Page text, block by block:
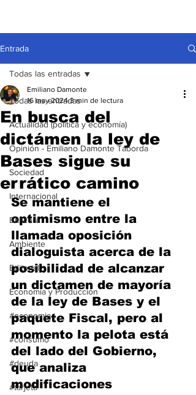
Entrada
Todas las entradas
Actualidad (política y economía)
Opinión - Emiliano Damonte Taborda
Sociedad
Internacional
Bitácora
Ambiente
Editorial
Economía y Producción
#economia
#consumo
#deuda
#tarjeta
Todas las entradas
En busca del
dictámen la ley de
Bases sigue su
errático camino
Emiliano Damonte
16 may 2024 3 min de lectura
Se mantiene el
optimismo entre la
llamada oposición
dialoguista acerca de la
posibilidad de alcanzar
un dictamen de mayoría
de la ley de Bases y el
paquete Fiscal, pero al
momento la pelota está
del lado del Gobierno,
que analiza
modificaciones